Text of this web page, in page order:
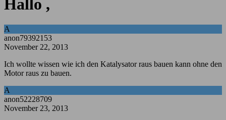
Hallo ,
A
anon79392153
November 22, 2013
Ich wollte wissen wie ich den Katalysator raus bauen kann ohne den
Motor raus zu bauen.
A
anon52228709
November 23, 2013